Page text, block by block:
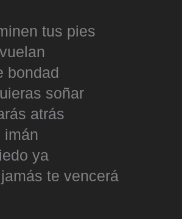
tus pies
bondad
soñar
atrás
imán
ya
te vencerá